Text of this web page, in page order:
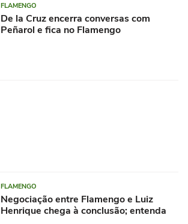
FLAMENGO
De la Cruz encerra conversas com
Peñarol e fica no Flamengo
FLAMENGO
Negociação entre Flamengo e Luiz
Henrique chega à conclusão; entenda